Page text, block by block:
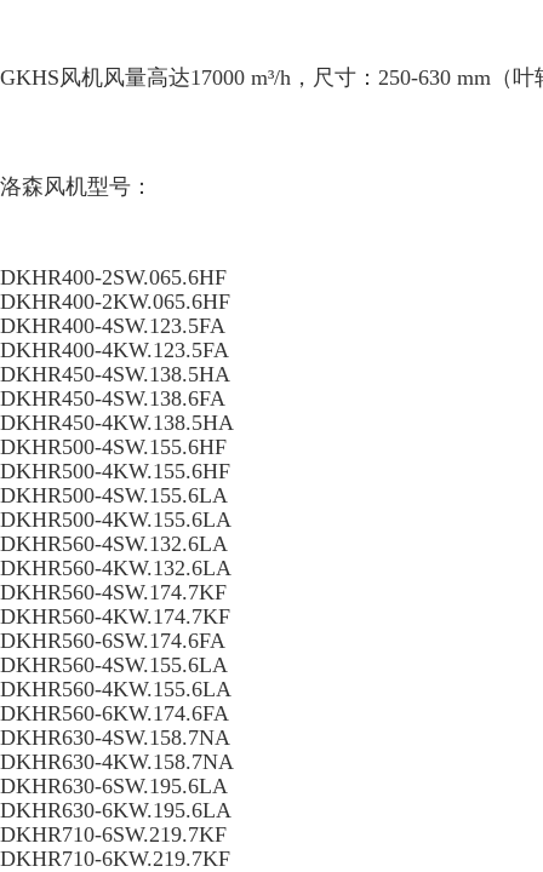
GKHS风机风量高达17000 m³/h，尺寸：250-630 mm
洛森风机型号：
DKHR400-2SW.065.6HF
DKHR400-2KW.065.6HF
DKHR400-4SW.123.5FA
DKHR400-4KW.123.5FA
DKHR450-4SW.138.5HA
DKHR450-4SW.138.6FA
DKHR450-4KW.138.5HA
DKHR500-4SW.155.6HF
DKHR500-4KW.155.6HF
DKHR500-4SW.155.6LA
DKHR500-4KW.155.6LA
DKHR560-4SW.132.6LA
DKHR560-4KW.132.6LA
DKHR560-4SW.174.7KF
DKHR560-4KW.174.7KF
DKHR560-6SW.174.6FA
DKHR560-4SW.155.6LA
DKHR560-4KW.155.6LA
DKHR560-6KW.174.6FA
DKHR630-4SW.158.7NA
DKHR630-4KW.158.7NA
DKHR630-6SW.195.6LA
DKHR630-6KW.195.6LA
DKHR710-6SW.219.7KF
DKHR710-6KW.219.7KF